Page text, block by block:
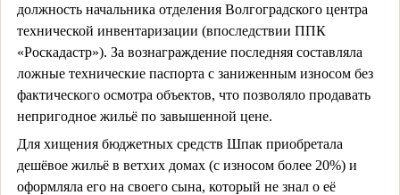
должность начальника отделения Волгоградского центра
технической инвентаризации (впоследствии ППК
«Роскадастр»). За вознаграждение последняя составляла
ложные технические паспорта с заниженным износом без
фактического осмотра объектов, что позволяло продавать
непригодное жильё по завышенной цене.
Для хищения бюджетных средств Шпак приобретала
дешёвое жильё в ветхих домах (с износом более 20%) и
оформляла его на своего сына, который не знал о её